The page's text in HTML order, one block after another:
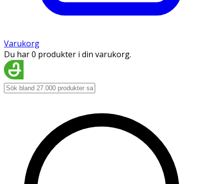
Varukorg
Du har 0 produkter i din varukorg.